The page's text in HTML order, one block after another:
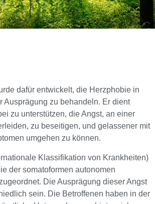
dafür entwickelt, die Herzphobie in
Ausprägung zu behandeln. Er dient
zu unterstützen, die Angst, an einer
zu beseitigen, und gelassener mit
umgehen zu können.
Klassifikation von Krankheiten)
der somatoformen autonomen
Die Ausprägung dieser Angst
sein. Die Betroffenen haben in der